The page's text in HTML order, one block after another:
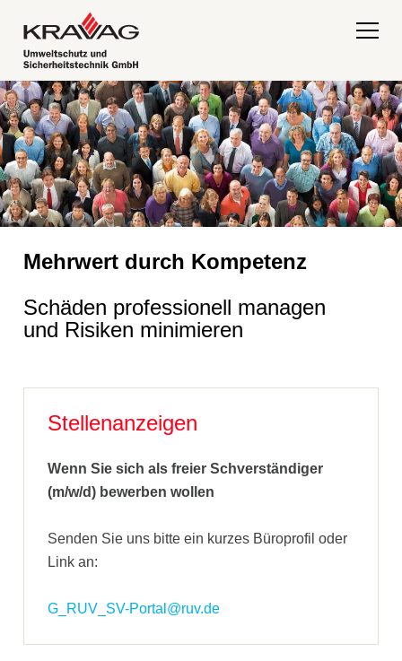
Navigation
überspringen
Mehrwert durch Kompetenz
Schäden professionell managen
und Risiken minimieren
Stellenanzeigen
Wenn Sie sich als freier Schverständiger
(m/w/d) bewerben wollen
Senden Sie uns bitte ein kurzes Büroprofil oder
Link an:
G_RUV_SV-Portal@ruv.de